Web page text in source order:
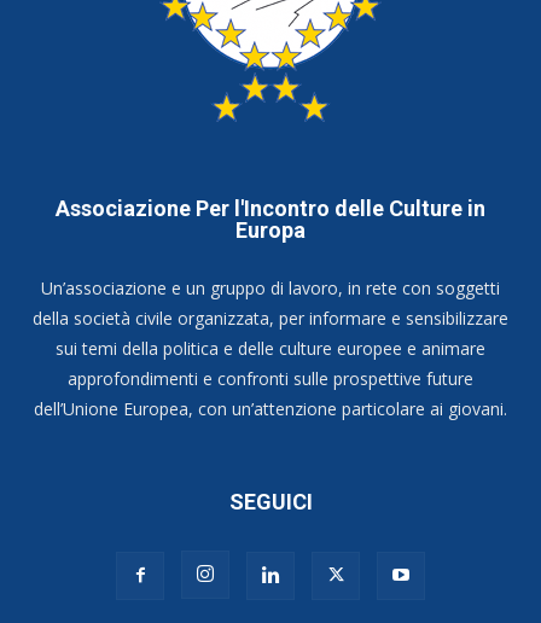
Associazione Per l'Incontro delle Culture in
Europa
Un’associazione e un gruppo di lavoro, in rete con soggetti
della società civile organizzata, per informare e sensibilizzare
sui temi della politica e delle culture europee e animare
approfondimenti e confronti sulle prospettive future
dell’Unione Europea, con un’attenzione particolare ai giovani.
SEGUICI